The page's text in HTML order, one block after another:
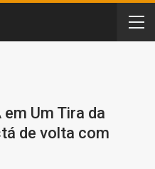
Um Tira da
de volta com